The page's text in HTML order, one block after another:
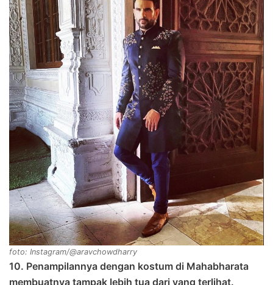
foto: Instagram/@aravchowdharry
10. Penampilannya dengan kostum di Mahabharata
membuatnya tampak lebih tua dari yang terlihat.